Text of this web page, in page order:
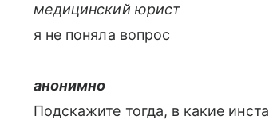
медицинский юрист
я не поняла вопрос
анонимно
Подскажите тогда, в какие